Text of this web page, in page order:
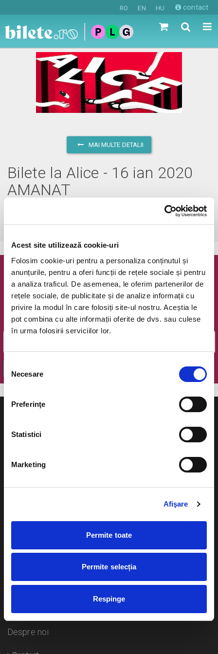
Acest site utilizează cookie-uri
Folosim cookie-uri pentru a personaliza conținutul și
anunțurile, pentru a oferi funcții de rețele sociale și pentru
a analiza traficul. De asemenea, le oferim partenerilor de
rețele sociale, de publicitate și de analize informații cu
privire la modul în care folosiți site-ul nostru. Aceștia le
pot combina cu alte informații oferite de dvs. sau culese
în urma folosirii serviciilor lor.
consimțământului
Necesare
Preferinţe
Statistici
Marketing
Afişare
Permite toate
Permite selecția
Respinge
RO EN HU contact
MAI MULTE DETALII
Bilete la Alice - 16 ian 2020
AMANAT
Piatra Neamt, Teatrul Tineretului, Sala Marevezi pe harta
Newsletter @ Bilete.ro
Oferte exclusive si o editie saptamanala cu cele mai noi
evenimente.
Email
Plata online sau cash
Livrare prin curier
Duplicare bilete
Concerte si
Despre noi